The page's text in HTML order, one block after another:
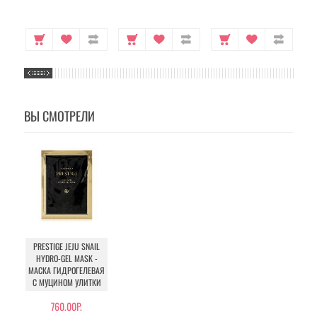
ВЫ СМОТРЕЛИ
PRESTIGE JEJU SNAIL
HYDRO-GEL MASK -
МАСКА ГИДРОГЕЛЕВАЯ
С МУЦИНОМ УЛИТКИ
760.00Р.